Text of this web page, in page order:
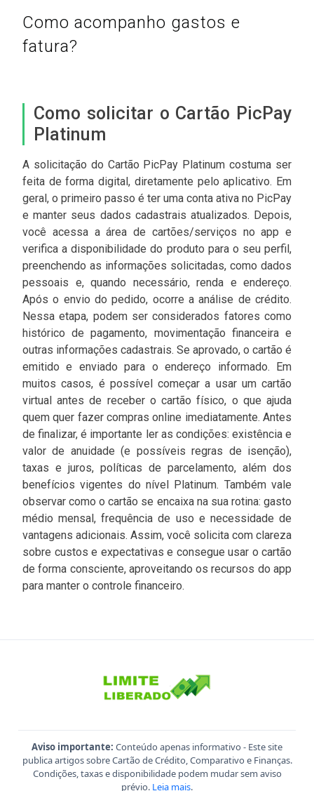
Como acompanho gastos e
fatura?
Como solicitar o Cartão PicPay
Platinum
A solicitação do Cartão PicPay Platinum costuma ser
feita de forma digital, diretamente pelo aplicativo. Em
geral, o primeiro passo é ter uma conta ativa no PicPay
e manter seus dados cadastrais atualizados. Depois,
você acessa a área de cartões/serviços no app e
verifica a disponibilidade do produto para o seu perfil,
preenchendo as informações solicitadas, como dados
pessoais e, quando necessário, renda e endereço.
Após o envio do pedido, ocorre a análise de crédito.
Nessa etapa, podem ser considerados fatores como
histórico de pagamento, movimentação financeira e
outras informações cadastrais. Se aprovado, o cartão é
emitido e enviado para o endereço informado. Em
muitos casos, é possível começar a usar um cartão
virtual antes de receber o cartão físico, o que ajuda
quem quer fazer compras online imediatamente. Antes
de finalizar, é importante ler as condições: existência e
valor de anuidade (e possíveis regras de isenção),
taxas e juros, políticas de parcelamento, além dos
benefícios vigentes do nível Platinum. Também vale
observar como o cartão se encaixa na sua rotina: gasto
médio mensal, frequência de uso e necessidade de
vantagens adicionais. Assim, você solicita com clareza
sobre custos e expectativas e consegue usar o cartão
de forma consciente, aproveitando os recursos do app
para manter o controle financeiro.
Aviso importante: Conteúdo apenas informativo - Este site
publica artigos sobre Cartão de Crédito, Comparativo e Finanças.
Condições, taxas e disponibilidade podem mudar sem aviso
prévio. Leia mais.